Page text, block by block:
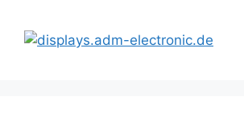
Inhalt
springen